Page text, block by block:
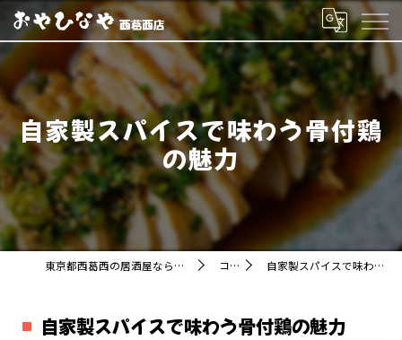
自家製スパイスで味わう骨付鶏
の魅力
東京都西葛西の居酒屋ならおやひなや 西葛西店 コラム 自家製スパイスで味わう骨付鶏の魅力
自家製スパイスで味わう骨付鶏の魅力